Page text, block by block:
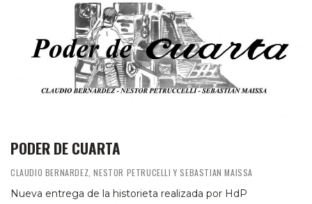
PODER DE CUARTA
CLAUDIO BERNARDEZ, NESTOR PETRUCELLI Y SEBASTIAN MAISSA
Nueva entrega de la historieta realizada por HdP